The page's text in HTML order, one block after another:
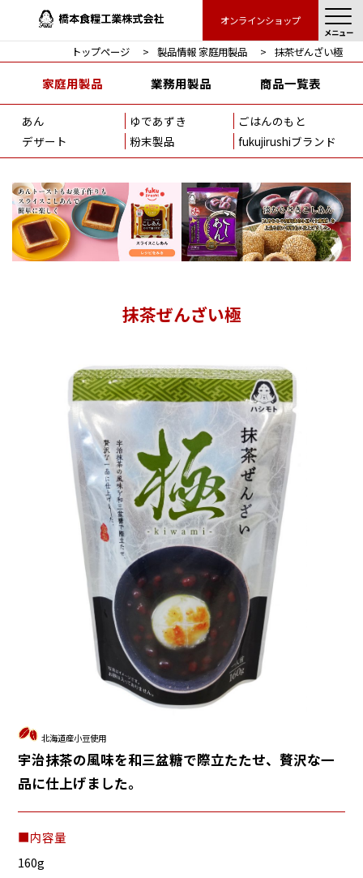
オンラインショップ
メニュー
トップページ 製品情報 家庭用製品 抹茶ぜんざい極
家庭用製品 業務用製品 商品一覧表
あん ゆであずき
ごはんのもと
デザート
粉末製品 fukujirushiブランド
抹茶ぜんざい極
北海道産小豆使用
宇治抹茶の風味を和三盆糖で際立たたせ、贅沢な一
品に仕上げました。
■内容量
160g